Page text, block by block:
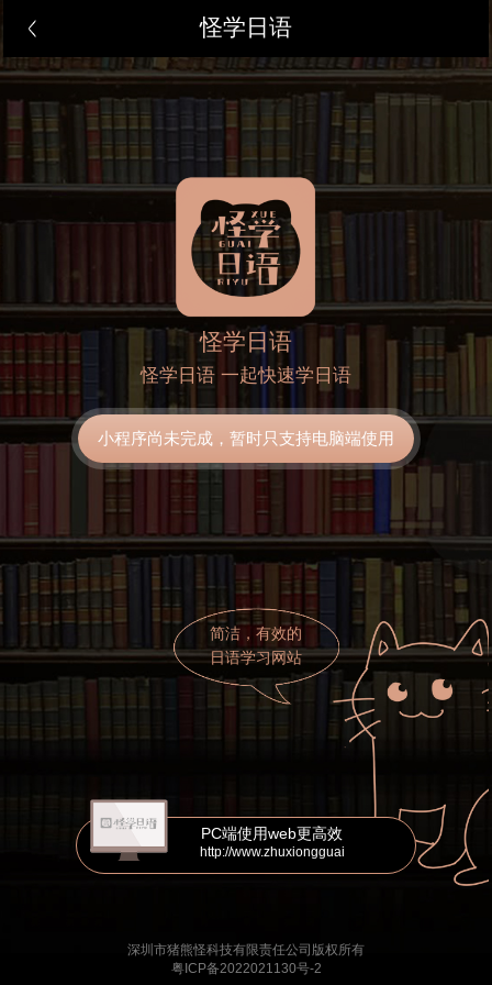
怪学日语
怪学日语
怪学日语 一起快速学日语
小程序尚未完成，暂时只支持电脑端使用
简洁，有效的
日语学习网站
PC端使用web更高效
http://www.zhuxiongguai
深圳市猪熊怪科技有限责任公司版权所有
粤ICP备2022021130号-2